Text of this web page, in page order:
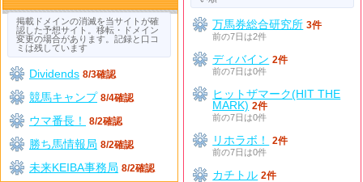
万馬券総合研究所 3件
前の7日は2件
ディバイン 2件
前の7日は0件
ヒットザマーク(HIT THE
MARK) 2件
前の7日は0件
リホラボ！
2件
前の7日は0件
カチトル 2件
掲載ドメインの消滅を当サイトが確
認した予想サイト。移転・ドメイン
変更の場合があります。記録と口コ
ミは残しています
Dividends 8/3確認
競馬キャンプ 8/4確認
ウマ番長！ 8/2確認
勝ち馬情報局 8/2確認
未来KEIBA事務局 8/2確認